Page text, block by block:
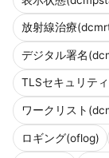
放射線治療
デジタル署名
TLSセキュリテ
ワークリスト
ロギング(oflog)